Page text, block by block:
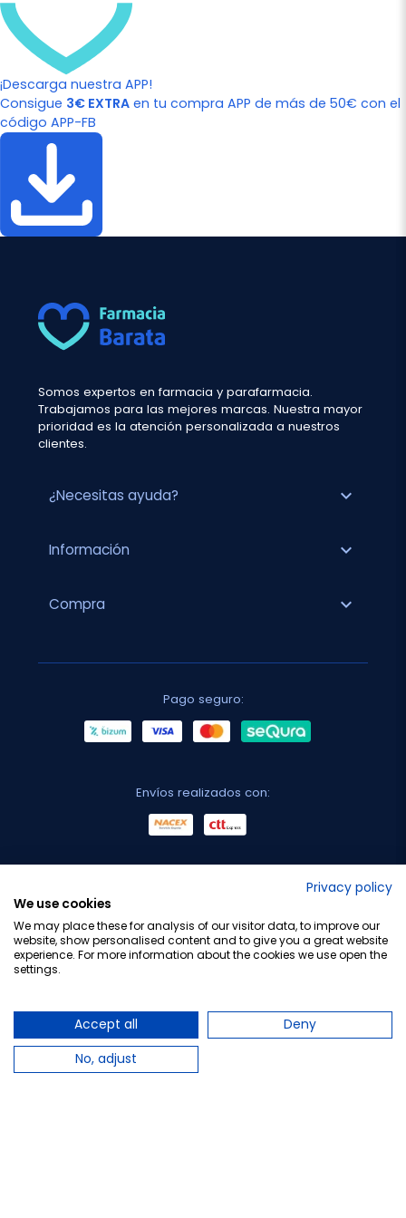
¡Descarga nuestra APP!
Consigue 3€ EXTRA en tu compra APP de más de 50€ con el
código APP-FB
Somos expertos en farmacia y parafarmacia.
Trabajamos para las mejores marcas. Nuestra mayor
prioridad es la atención personalizada a nuestros
clientes.
¿Necesitas ayuda? expand_more
Información expand_more
Compra expand_more
Pago seguro:
Envíos realizados con:
Privacy policy
We use cookies
We may place these for analysis of our visitor data, to improve our
website, show personalised content and to give you a great website
experience. For more information about the cookies we use open the
settings.
Accept all
Deny
No, adjust